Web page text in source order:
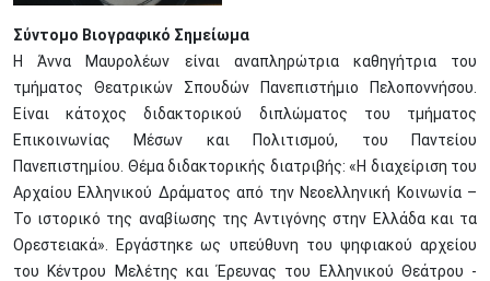
Σύντομο Βιογραφικό Σημείωμα
Η Άννα Μαυρολέων είναι αναπληρώτρια καθηγήτρια του
τμήματος Θεατρικών Σπουδών Πανεπιστήμιο Πελοποννήσου.
Είναι κάτοχος διδακτορικού διπλώματος του τμήματος
Επικοινωνίας Μέσων και Πολιτισμού, του Παντείου
Πανεπιστημίου. Θέμα διδακτορικής διατριβής: «Η διαχείριση του
Αρχαίου Ελληνικού Δράματος από την Νεοελληνική Κοινωνία –
Το ιστορικό της αναβίωσης της Αντιγόνης στην Ελλάδα και τα
Ορεστειακά». Εργάστηκε ως υπεύθυνη του ψηφιακού αρχείου
του Κέντρου Μελέτης και Έρευνας του Ελληνικού Θεάτρου -